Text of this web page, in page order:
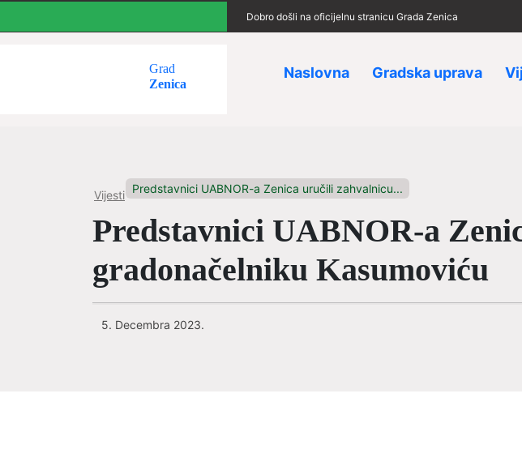
Dobro došli na oficijelnu stranicu Grada Zenica
Grad
Zenica
Naslovna Gradska uprava
Vijesti Predstavnici UABNOR-a Zenica uručili zahvalnicu...
Predstavnici UABNOR-a
gradonačelniku Kasumoviću
5. Decembra 2023.